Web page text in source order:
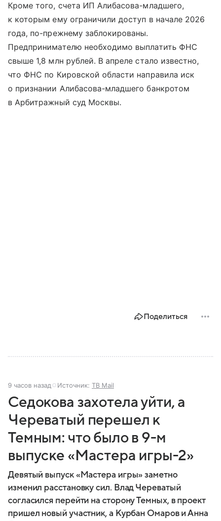
Кроме того, счета ИП Алибасова-младшего,
к которым ему ограничили доступ в начале 2026
года, по-прежнему заблокированы.
Предпринимателю необходимо выплатить ФНС
свыше 1,8 млн рублей. В апреле стало известно,
что ФНС по Кировской области направила иск
о признании Алибасова-младшего банкротом
в Арбитражный суд Москвы.
Поделиться
9 часов назад Источник: ТВ Mail
Седокова захотела уйти, а
Череватый перешел к
Темным: что было в 9-м
выпуске «Мастера игры-2»
Девятый выпуск «Мастера игры» заметно
изменил расстановку сил. Влад Череватый
согласился перейти на сторону Темных, в проект
пришел новый участник, а Курбан Омаров и Анна